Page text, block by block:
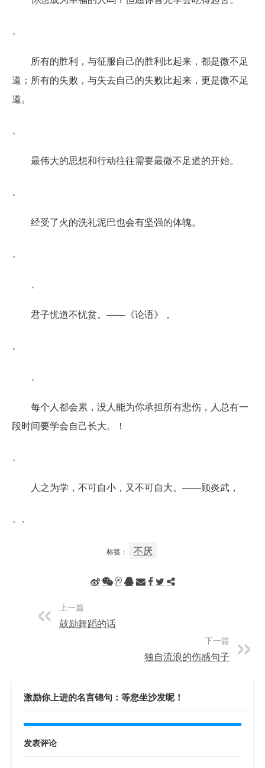
所有的胜利，与征服自己的胜利比起来，都是微不足
道；所有的失败，与失去自己的失败比起来，更是微不足
道。
最伟大的思想和行动往往需要最微不足道的开始。
经受了火的洗礼泥巴也会有坚强的体魄。
君子忧道不忧贫。——《论语》，
每个人都会累，没人能为你承担所有悲伤，人总有一
段时间要学会自己长大。！
人之为学，不可自小，又不可自大。——顾炎武，
标签： 不厌
上一篇
鼓励舞蹈的话
下一篇
独自流浪的伤感句子
激励你上进的名言锦句：等您坐沙发呢！
发表评论